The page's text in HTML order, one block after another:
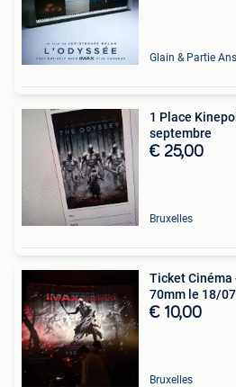
Glain & Partie Ans
1 Place
septembre
€ 25,00
Bruxelles
Ticket Cinéma
70mm le 18/
€ 10,00
Bruxelles